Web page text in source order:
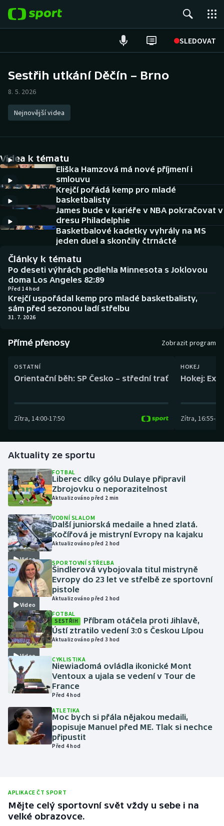
SLEDOVAT
Hokej
Tenis
Atletika
Cyklistika
DALŠÍ SPORTY
Americký fotbal
Baseball a softbal
Basketbal
Biatlon
Boby a skeleton
Dostihy
Futsal
Gymnastika
Házená
Jezdectví
Judo
Krasobruslení
Lezení
Lyže a snowboard
Moderní pětiboj
Motorsport
Olympijské hry
Parasport
Plavání
Rychlobruslení
NEPŘEHLÉDNĚTE
Soutěže
Historické návraty
Aplikace ČT sport
AZ kvíz
Sestřih utkání Děčín – Brno
8. 5. 2026
Nejnovější videa
Videa k tématu
Eliška Hamzová má nové příjmení i
smlouvu
Krejčí pořádá kemp pro mladé
basketbalisty
James bude v kariéře v NBA pokračovat v
dresu Philadelphie
Basketbalové kadetky vyhrály na MS
jeden duel a skončily čtrnácté
Články k tématu
Po deseti výhrách podlehla Minnesota s Joklovou
doma Los Angeles 82:89
Před 14 hod
Krejčí uspořádal kemp pro mladé basketbalisty,
sám před sezonou ladí střelbu
31. 7. 2026
Přímé přenosy Zobrazit program
OSTATNÍ
Orientační běh: SP Česko – střední trať
Zítra, 14:00-17:50
HOKEJ
Hokej:
Zítra, 16:55-
Aktuality ze sportu
FOTBAL
Liberec díky gólu Dulaye připravil
Zbrojovku o neporazitelnost
Aktualizováno před 2 min
Video
VODNÍ SLALOM
Další juniorská medaile a hned zlatá.
Kočířová je mistryní Evropy na kajaku
Aktualizováno před 2 hod
Video
SPORTOVNÍ STŘELBA
Šindlerová vybojovala titul mistryně
Evropy do 23 let ve střelbě ze sportovní
pistole
Aktualizováno před 2 hod
Video
FOTBAL
SESTŘIH
Příbram otáčela proti Jihlavě,
Ústí ztratilo vedení 3:0 s Českou Lípou
Aktualizováno před 3 hod
CYKLISTIKA
Niewiadomá ovládla ikonické Mont
Ventoux a ujala se vedení v Tour de
France
Před 4 hod
ATLETIKA
Moc bych si přála nějakou medaili,
popisuje Manuel před ME. Tlak si nechce
připustit
Před 4 hod
APLIKACE ČT SPORT
Mějte celý sportovní svět vždy u sebe i na
velké obrazovce.